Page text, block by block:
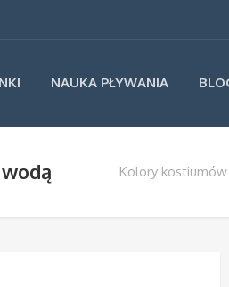
NAUKA PŁYWANIA
Kolory